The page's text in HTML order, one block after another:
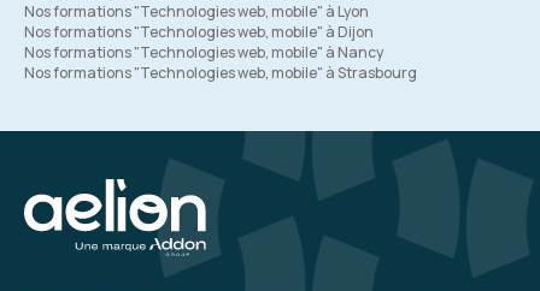
Nos formations "Technologies web, mobile" à Lyon
Nos formations "Technologies web, mobile" à Dijon
Nos formations "Technologies web, mobile" à Nancy
Nos formations "Technologies web, mobile" à Strasbourg